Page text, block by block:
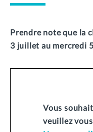
Prendre note que la
3 juillet au mercredi
Vous
veuillez